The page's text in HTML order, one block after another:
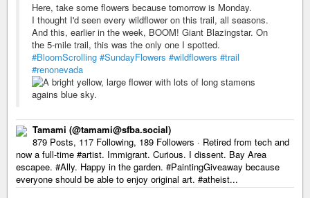
Here, take some flowers because tomorrow is Monday.
I thought I'd seen every wildflower on this trail, all seasons.
And this, earlier in the week, BOOM! Giant Blazingstar. On
the 5-mile trail, this was the only one I spotted.
#BloomScrolling #SundayFlowers #wildflowers #trail
#renonevada
Tamami (@tamami@sfba.social)
879 Posts, 117 Following, 189 Followers · Retired from tech and
now a full-time #artist. Immigrant. Curious. I dissent. Bay Area
escapee. #Ally. Happy in the garden. #PaintingGiveaway because
everyone should be able to enjoy original art. #atheist...